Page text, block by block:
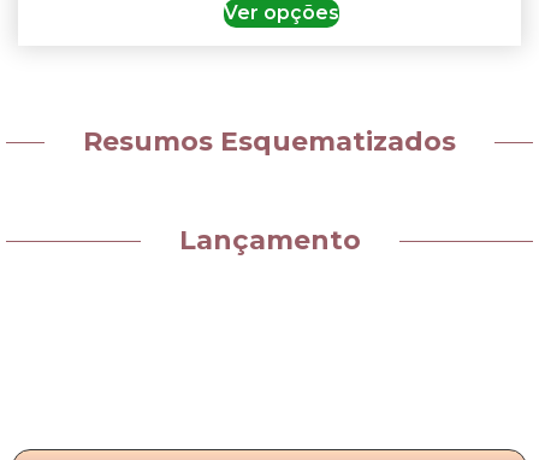
Ver opções
Resumos Esquematizados
Lançamento